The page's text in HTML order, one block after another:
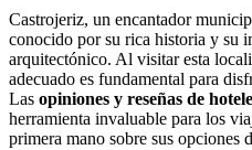
Castrojeriz, un encantador
conocido por su rica historia y su
arquitectónico. Al visitar esta
adecuado es fundamental para
Las opiniones y reseñas de
herramienta invaluable para los
primera mano sobre sus opciones